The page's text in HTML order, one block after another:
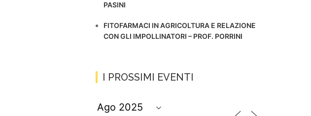
PASINI
FITOFARMACI IN AGRICOLTURA E RELAZIONE
CON GLI IMPOLLINATORI – PROF. PORRINI
I PROSSIMI EVENTI